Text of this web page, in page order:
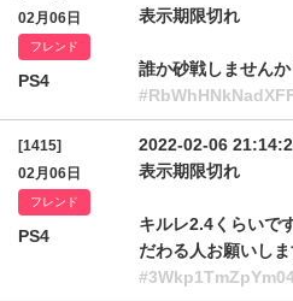
02月06日
フレンド
PS4
表示期限切れ
誰か砂戦しません
[1415]
02月06日
フレンド
PS4
2022-02-06
表示期限切れ
キルレ2.4くらいで
だわる人お願いし